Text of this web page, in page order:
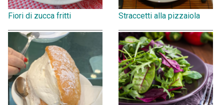
Fiori di zucca fritti Straccetti alla pizzaiola